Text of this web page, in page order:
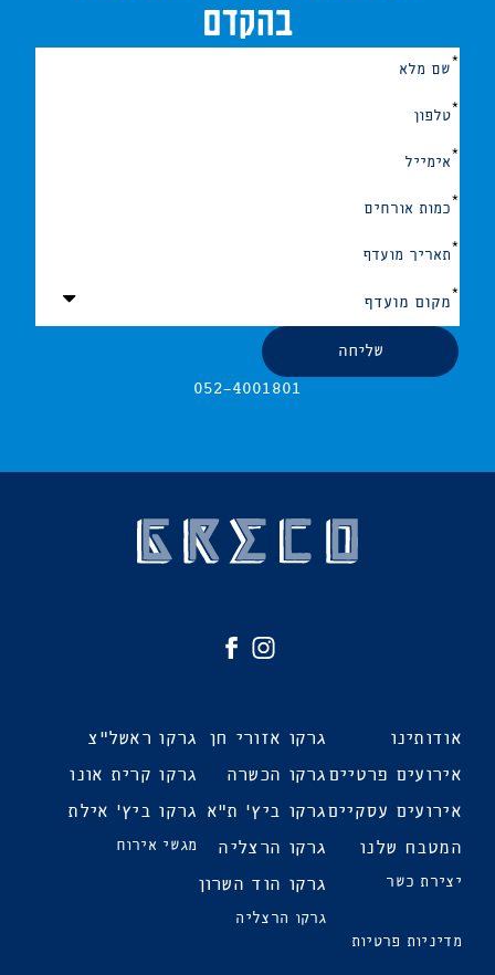
בהקדם
אנא
את
טופס
-
פרטיכם
ונחזור
בהקדם
052-4001801
אודותינו
אירועים פרטיים
אירועים עסקיים
המטבח שלנו
יצירת כשר
גרקו אזורי חן
גרקו הכשרה
גרקו ביץ' ת"א
גרקו הרצליה
גרקו הוד השרון
גרקו הרצליה
גרקו ראשל"צ
גרקו קרית אונו
גרקו ביץ' אילת
מגשי אירוח
מדיניות פרטיות
גרקו
באינסטגרם
לעמוד
גרקו
אירועים
חדש